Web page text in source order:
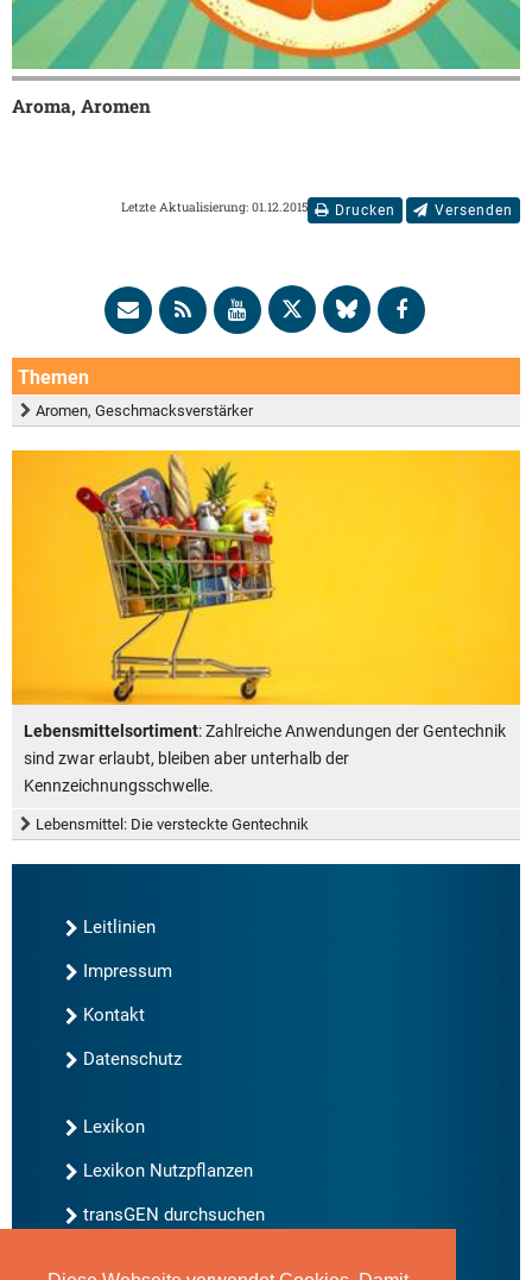
Aroma, Aromen
Drucken Versenden
Letzte Aktualisierung: 01.12.2015
Themen
Aromen, Geschmacksverstärker
Lebensmittelsortiment: Zahlreiche Anwendungen der Gentechnik
sind zwar erlaubt, bleiben aber unterhalb der
Kennzeichnungsschwelle.
Lebensmittel: Die versteckte Gentechnik
Leitlinien
Impressum
Kontakt
Datenschutz
Lexikon
Lexikon Nutzpflanzen
transGEN durchsuchen